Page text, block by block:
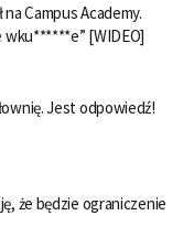
Campus Academy.
wku******e” [WIDEO]
Jest odpowiedź!
że będzie ograniczenie